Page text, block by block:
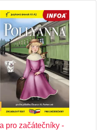
pro začátečníky -